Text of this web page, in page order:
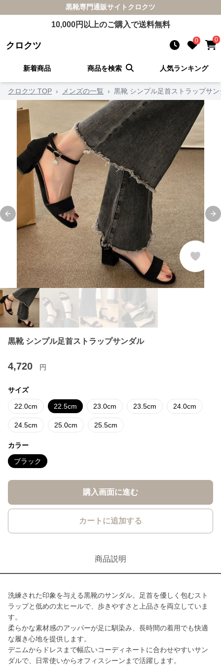
黒靴専門通販サイト クロクツ
10,000円以上のご購入で送料無料
クロクツ 0 0
新着商品 商品を検索 人気ランキング
クロクツ TOP › メンズの一覧 › 黒靴 シンプル足首ストラップサン
Previous slide
黒靴 シンプル足首ストラップサンダル
4,720 円
サイズ
22.0cm 22.5cm 23.0cm 23.5cm 24.0cm
24.5cm 25.0cm 25.5cm
カラー
ブラック
購入画面に進む
カートに追加する
商品説明
洗練された印象を与える黒靴のサンダル。足首を優しく包むスト
ラップと低めの太ヒールで、歩きやすさと上品さを両立していま
す。
柔らかな素材感のアッパーが足に馴染み、長時間の着用でも快適
な履き心地を提供します。
デニムからドレスまで幅広いコーディネートに合わせやすいサン
ダルで、日常使いからオフィスシーンまで活躍します。